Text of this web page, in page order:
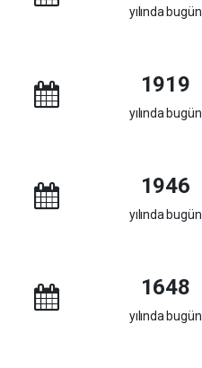
yılında bugün
1919
yılında bugün
1946
yılında bugün
1648
yılında bugün